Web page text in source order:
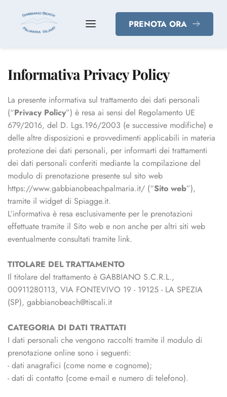
PRENOTA ORA
Informativa Privacy Policy
La presente informativa sul trattamento dei dati personali
(“Privacy Policy”) è resa ai sensi del Regolamento UE
679/2016, del D. Lgs.196/2003 (e successive modifiche) e
delle altre disposizioni e provvedimenti applicabili in materia
protezione dei dati personali, per informarti dei trattamenti
dei dati personali conferiti mediante la compilazione del
modulo di prenotazione presente sul sito web
https://www.gabbianobeachpalmaria.it/ (“Sito web”),
tramite il widget di Spiagge.it.
L’informativa è resa esclusivamente per le prenotazioni
effettuate tramite il Sito web e non anche per altri siti web
eventualmente consultati tramite link.
TITOLARE DEL TRATTAMENTO
Il titolare del trattamento è GABBIANO S.C.R.L.,
00911280113, VIA FONTEVIVO 19 - 19125 - LA SPEZIA
(SP), gabbianobeach@tiscali.it
CATEGORIA DI DATI TRATTATI
I dati personali che vengono raccolti tramite il modulo di
prenotazione online sono i seguenti:
- dati anagrafici (come nome e cognome);
- dati di contatto (come e-mail e numero di telefono).